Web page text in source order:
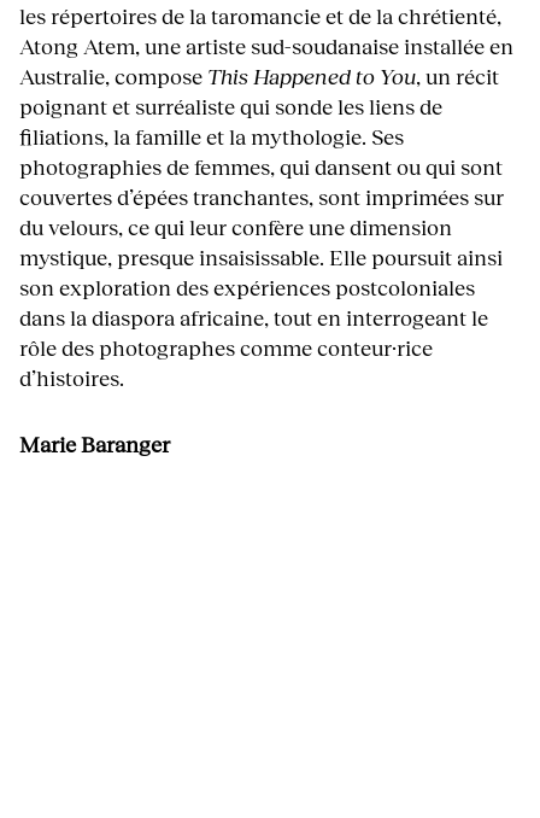
les répertoires de la taromancie et de la chrétienté,
Atong Atem, une artiste sud-soudanaise installée en
Australie, compose This Happened to You, un récit
poignant et surréaliste qui sonde les liens de
filiations, la famille et la mythologie. Ses
photographies de femmes, qui dansent ou qui sont
couvertes d’épées tranchantes, sont imprimées sur
du velours, ce qui leur confère une dimension
mystique, presque insaisissable. Elle poursuit ainsi
son exploration des expériences postcoloniales
dans la diaspora africaine, tout en interrogeant le
rôle des photographes comme conteur·rice
d’histoires.
Marie Baranger